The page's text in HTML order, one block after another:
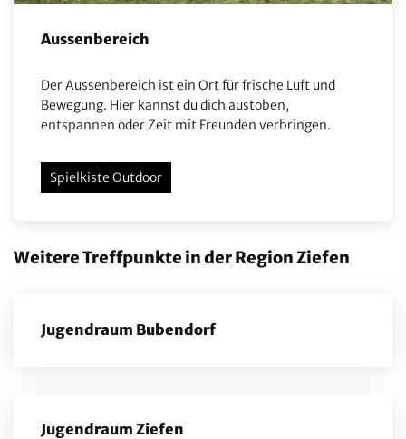
Aussenbereich
Der Aussenbereich ist ein Ort für frische Luft und
Bewegung. Hier kannst du dich austoben,
entspannen oder Zeit mit Freunden verbringen.
Spielkiste Outdoor
Weitere Treffpunkte in der Region Ziefen
Jugendraum Bubendorf
Jugendraum Ziefen